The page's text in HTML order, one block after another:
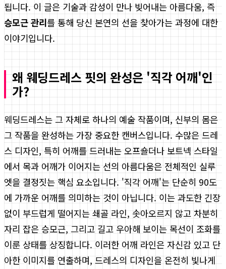
됩니다. 이 글은 기술과 감성이 만나 빚어내는 아름다움, 즉
승모근 관리를 통해 당신 본연의 선을 찾아가는 과정에 대한
이야기입니다.
왜 웨딩드레스 핏의 완성은 '직각 어깨'인
가?
웨딩드레스는 그 자체로 하나의 예술 작품이며, 신부의 몸은
그 작품을 완성하는 가장 중요한 캔버스입니다. 수많은 드레
스 디자인, 특히 어깨를 드러내는 오프숄더나 보트넥 스타일
에서 목과 어깨가 이어지는 선의 아름다움은 전체적인 실루
엣을 결정짓는 핵심 요소입니다. '직각 어깨'는 단순히 90도
에 가까운 어깨를 의미하는 것이 아닙니다. 이는 과도한 긴장
없이 부드럽게 떨어지는 쇄골 라인, 솟아오르지 않고 차분히
자리 잡은 승모근, 그리고 길고 우아해 보이는 목선이 조화를
이룬 상태를 상징합니다. 이러한 어깨 라인은 자신감 있고 단
아한 이미지를 연출하며, 드레스의 디자인을 온전히 빛나게